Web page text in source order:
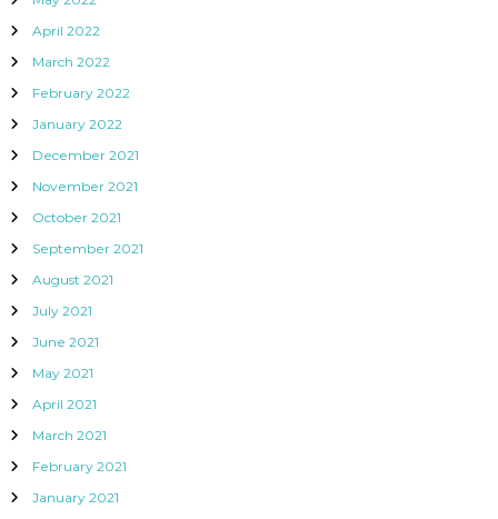
April 2022
March 2022
February 2022
January 2022
December 2021
November 2021
October 2021
September 2021
August 2021
July 2021
June 2021
May 2021
April 2021
March 2021
February 2021
January 2021